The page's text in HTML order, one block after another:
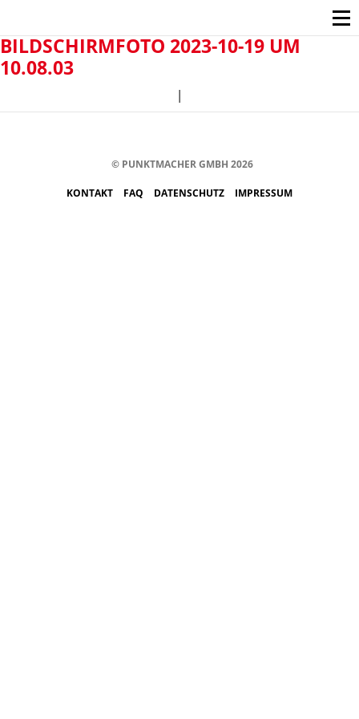
BILDSCHIRMFOTO 2023-10-19 UM
10.08.03
|
© PUNKTMACHER GMBH 2026
KONTAKT FAQ DATENSCHUTZ IMPRESSUM